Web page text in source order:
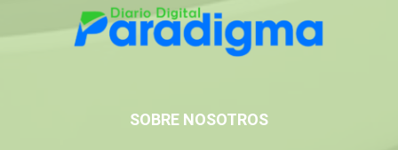
SOBRE NOSOTROS